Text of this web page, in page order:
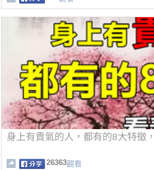
身上有貴氣的人，都有的8大特徵
26363觀看